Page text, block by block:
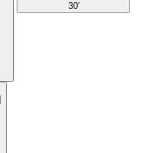
30'